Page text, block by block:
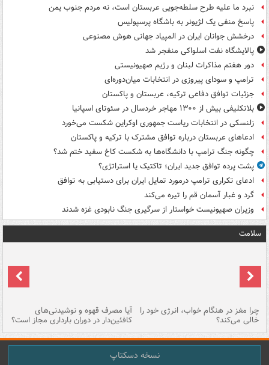
نبرد ما علیه طرح سلطه‌جویی عربستان است، نه مردم جنوب یمن
پاسخ منفی یک لژیونر به باشگاه پرسپولیس
درخشش جوانان ایران در المپیاد جهانی هوش مصنوعی
پالایشگاه نفت اسلواکی منفجر شد
دور هفتم مذاکرات لبنان و رژیم صهیونیستی
ترامپ و سودای پیروزی در انتخابات میان‌دوره‌ای
جزئیات توافق دفاعی ترکیه، عربستان و پاکستان
بلاتکلیفی بیش از ۱۳۰۰ مهاجر خردسال در سئوتای اسپانیا
زلنسکی در انتخابات ریاست جمهوری اوکراین شکست می‌خورد
ادعاهای عربستان درباره توافق مشترک با ترکیه و پاکستان
چگونه جنگ ترامپ با دانشگاه‌ها به شکست کاخ سفید ختم شد؟
پشت پرده توافق جدید ایران؛ تاکتیک یا استراتژی؟
ادعای تکراری ترامپ درمورد تمایل ایران برای دستیابی به توافق
گرد و غبار آسمان قم را تیره می‌کند
وزیران صهیونیست خواستار از سرگیری جنگ نابودی غزه شدند
سلامت
چرا مغز در هنگام خواب، انرژی خود را
خالی می‌کند؟
آیا مصرف قهوه و نوشیدنی‌های
کافئین‌دار در دوران بارداری مجاز است؟
نسخه دسکتاپ